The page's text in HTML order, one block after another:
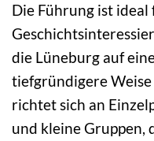
Die Führung ist ideal
die Lüneburg auf
tiefgründigere
richtet sich an
und kleine Gruppen,